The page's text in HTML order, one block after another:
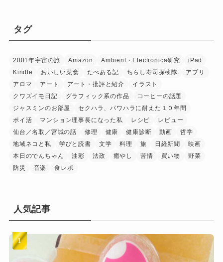
タグ
2001年宇宙の旅 Amazon Ambient・Electronica研究
iPad
Kindle
おいしい菜食 たべある記 ちらし寿司探検隊
アプリ
アロマ
アート アート・批評と紹介
イラスト
クワズイモ日記
グラフィック系の作品
コーヒーの話題
ジャスミンのお部屋
セクハラ、パワハラに耐えた１０年間
ポイ活
マンション理事長になった私 レシピ
レビュー
仙台／名取／宮城の話
修理 健康 健康診断 動画
哲学
地域ネコと私
学びと読書 文学 料理 旅 日経新聞
映画
本日のでんちゃん
油彩 法政 癒やし 苦情 買い物
野菜
防災
音楽 食レポ
人気記事